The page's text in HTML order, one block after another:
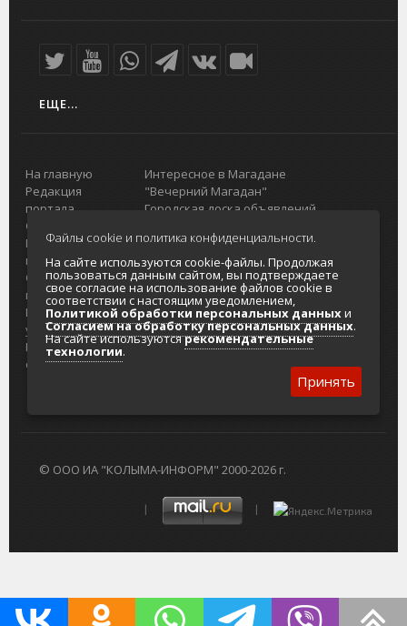
ЕЩЕ...
На главную
Редакция
портала
О проекте
Реклама на
портале
Отзывы и
предложения
Интернет-
услуги
Разработка
сайтов
Интересное в Магадане
"Вечерний Магадан"
Городская доска объявлений
Главный туристический портал
Колымы
Политика в отношении обработки
персональных данных
Согласие на обработку персональных
данных
© ООО ИА "КОЛЫМА-ИНФОРМ" 2000-2026 г.
Файлы cookie и политика конфиденциальности.
На сайте используются cookie-файлы. Продолжая
пользоваться данным сайтом, вы подтверждаете
свое согласие на использование файлов cookie в
соответствии с настоящим уведомлением,
Политикой обработки персональных данныхи
Согласием на обработку персональных данных.
На сайте используютсярекомендательные
технологии.
Принять